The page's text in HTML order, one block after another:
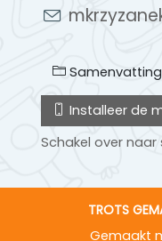
Installeer de
Schakel over
TROTS
Gemaakt